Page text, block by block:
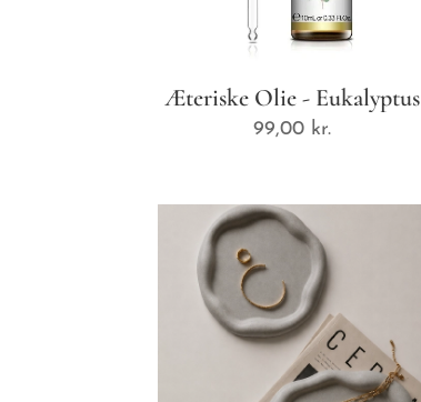
Æteriske Olie - Eukalyptus
99,00 kr.